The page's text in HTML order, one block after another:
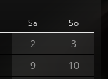
Sa So
2
3
9
10